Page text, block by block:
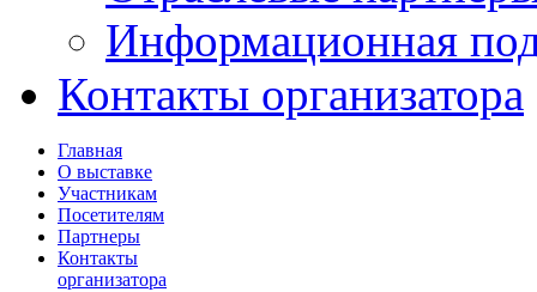
Информационная
Контакты организатора
Главная
О выставке
Участникам
Посетителям
Партнеры
Контакты
организатора